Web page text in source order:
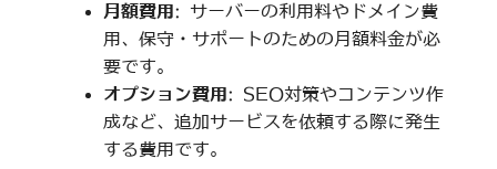
月額費用: サーバーの利用料やドメイン費
用、保守・サポートのための月額料金が必
要です。
オプション費用: SEO対策やコンテンツ作
成など、追加サービスを依頼する際に発生
する費用です。